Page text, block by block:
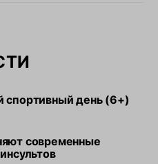
день (6+)
современные